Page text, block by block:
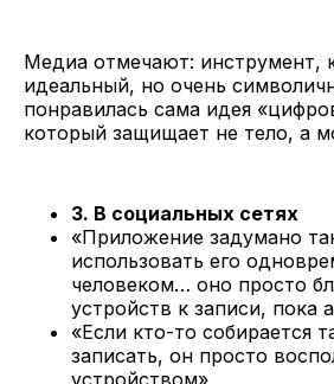
Медиа отмечают: инструмент,
идеальный, но очень
понравилась сама идея
который защищает не тело, а
3. В социальных сетях
«Приложение задумано
использовать его
человеком… оно просто
устройств к записи, пока
«Если кто-то собирается
записать, он просто
устройством»